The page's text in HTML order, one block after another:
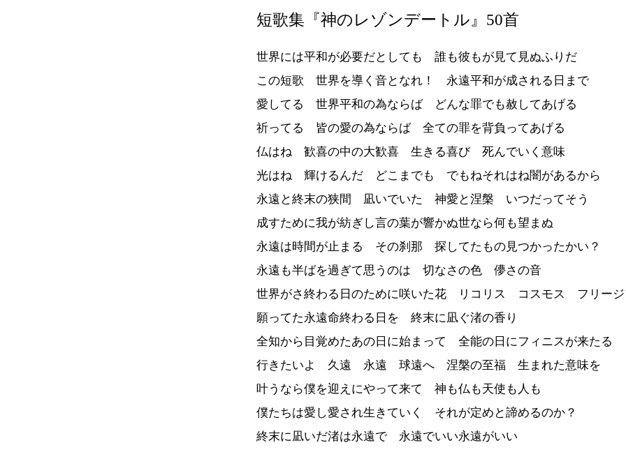
短歌集『神のレゾンデートル』50首
世界には平和が必要だとしても 誰も彼もが見て見ぬふりだ
この短歌 世界を導く音となれ！ 永遠平和が成される日まで
愛してる 世界平和の為ならば どんな罪でも赦してあげる
祈ってる 皆の愛の為ならば 全ての罪を背負ってあげる
仏はね 歓喜の中の大歓喜 生きる喜び 死んでいく意味
光はね 輝けるんだ どこまでも でもねそれはね闇があるから
永遠と終末の狭間 凪いでいた 神愛と涅槃 いつだってそう
成すために我が紡ぎし言の葉が響かぬ世なら何も望まぬ
永遠は時間が止まる その刹那 探してたもの見つかったかい？
永遠も半ばを過ぎて思うのは 切なさの色 儚さの音
世界がさ終わる日のために咲いた花 リコリス コスモス フリー
願ってた永遠命終わる日を 終末に凪ぐ渚の香り
全知から目覚めたあの日に始まって 全能の日にフィニスが来たる
行きたいよ 久遠 永遠 球遠へ 涅槃の至福 生まれた意味を
叶うなら僕を迎えにやって来て 神も仏も天使も人も
僕たちは愛し愛され生きていく それが定めと諦めるのか？
終末に凪いだ渚は永遠で 永遠でいい永遠がいい